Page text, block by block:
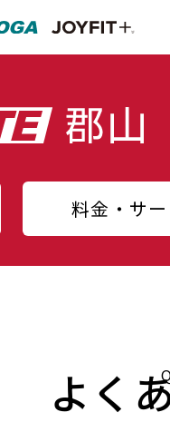
料金・サ
よく